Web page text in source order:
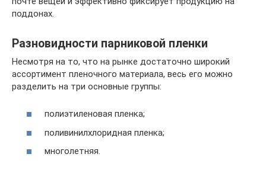
поддонах.
Разновидности парниковой пленки
Несмотря на то, что на рынке достаточно широкий
ассортимент пленочного материала, весь его можно
разделить на три основные группы:
полиэтиленовая пленка;
поливинилхлоридная пленка;
многолетняя.